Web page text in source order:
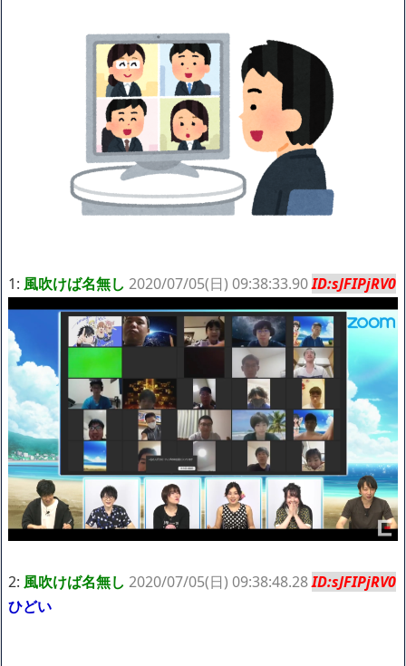
【画像】彼女「ねー、今日のデートこれで行っていー？」ﾊﾟｼｬ
広末涼子さん、正気に戻ってしまい絶望する・・・「アカン、キ
ャリアがすべて終わった」
【配信者】「金バエ」のSNS更新が1週間途絶え、様々な憶測が
飛び交う。1週間ぶりの投稿でも一人称が「ボキ」ではなく「俺」と
なっており、本人ではないとの憶測が広がる
かつてはSONYのパソコンだった「VAIO」家電量販店のノジマに
買収されてしまう
ハードオフに売っていた4万4000円のフィギュアがヤバすぎるｗ
ｗｗｗｗｗ「こんな高いの？ｗｗ」「逆に超安い」
Powered by livedoor 相互RSS
1: 風吹けば名無し 2020/07/05(日) 09:38:33.90ID:sJFIPjRV0
2: 風吹けば名無し 2020/07/05(日) 09:38:48.28ID:sJFIPjRV0
ひどい